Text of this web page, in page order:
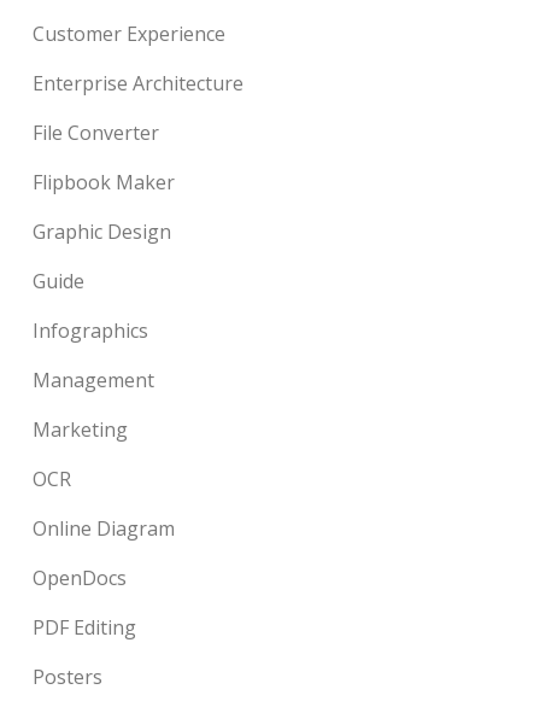
Customer Experience
Enterprise Architecture
File Converter
Flipbook Maker
Graphic Design
Guide
Infographics
Management
Marketing
OCR
Online Diagram
OpenDocs
PDF Editing
Posters